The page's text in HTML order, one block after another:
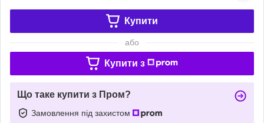
Купити
або
Купити з
Що таке купити з Пром?
Замовлення під захистом